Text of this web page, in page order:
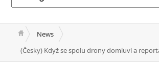
News
(Česky) Když se spolu drony domluví a